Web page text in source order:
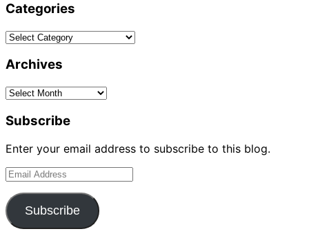
Categories
Categories
Archives
Archives
Subscribe
Enter your email address to subscribe to this blog.
Email
Address
Subscribe